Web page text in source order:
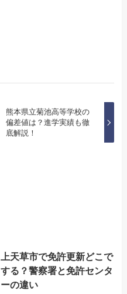
熊本県立菊池高等学校の
偏差値は？進学実績も徹
底解説！
上天草市で免許更新どこで
する？警察署と免許センタ
ーの違い